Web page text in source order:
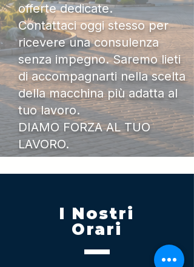
offerte dedicate.
Contattaci oggi stesso per
ricevere una consulenza
senza impegno. Saremo lieti
di accompagnarti nella scelta
della macchina più adatta al
tuo lavoro.
DIAMO FORZA AL TUO
LAVORO.
I Nostri
Orari